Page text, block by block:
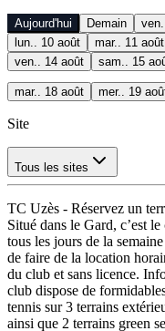
Aujourd'hui Demain
lun.. 10 août
mar.. 11 août
ven.. 14 août
sam.. 15
mar.. 18 août mer.. 19
Site
Tous les sites
TC Uzès - Réservez un
Situé dans le Gard, c’est
tous les jours de la
de faire de la location
du club et sans licence.
club dispose de
tennis sur 3 terrains
ainsi que 2 terrains green